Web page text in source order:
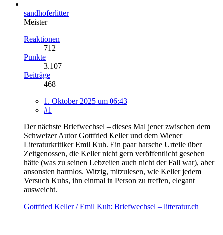
sandhoferlitter
Meister
Reaktionen
712
Punkte
3.107
Beiträge
468
1. Oktober 2025 um 06:43
#1
Der nächste Briefwechsel – dieses Mal jener zwischen dem
Schweizer Autor Gottfried Keller und dem Wiener
Literaturkritiker Emil Kuh. Ein paar harsche Urteile über
Zeitgenossen, die Keller nicht gern veröffentlicht gesehen
hätte (was zu seinen Lebzeiten auch nicht der Fall war), aber
ansonsten harmlos. Witzig, mitzulesen, wie Keller jedem
Versuch Kuhs, ihn einmal in Person zu treffen, elegant
ausweicht.
Gottfried Keller / Emil Kuh: Briefwechsel – litteratur.ch